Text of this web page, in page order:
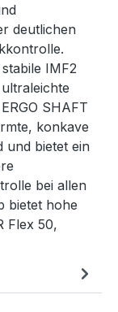
deutlichen
IMF2
SHAFT
konkave
und bietet ein
bei allen
bietet hohe
Flex 50,